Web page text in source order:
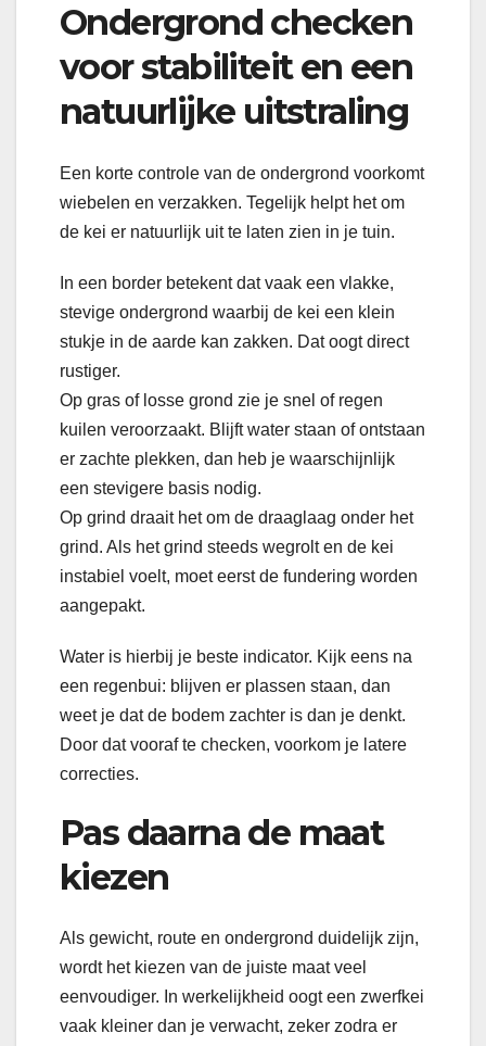
Ondergrond checken
voor stabiliteit en een
natuurlijke uitstraling
Een korte controle van de ondergrond voorkomt
wiebelen en verzakken. Tegelijk helpt het om
de kei er natuurlijk uit te laten zien in je tuin.
In een border betekent dat vaak een vlakke,
stevige ondergrond waarbij de kei een klein
stukje in de aarde kan zakken. Dat oogt direct
rustiger.
Op gras of losse grond zie je snel of regen
kuilen veroorzaakt. Blijft water staan of ontstaan
er zachte plekken, dan heb je waarschijnlijk
een stevigere basis nodig.
Op grind draait het om de draaglaag onder het
grind. Als het grind steeds wegrolt en de kei
instabiel voelt, moet eerst de fundering worden
aangepakt.
Water is hierbij je beste indicator. Kijk eens na
een regenbui: blijven er plassen staan, dan
weet je dat de bodem zachter is dan je denkt.
Door dat vooraf te checken, voorkom je latere
correcties.
Pas daarna de maat
kiezen
Als gewicht, route en ondergrond duidelijk zijn,
wordt het kiezen van de juiste maat veel
eenvoudiger. In werkelijkheid oogt een zwerfkei
vaak kleiner dan je verwacht, zeker zodra er